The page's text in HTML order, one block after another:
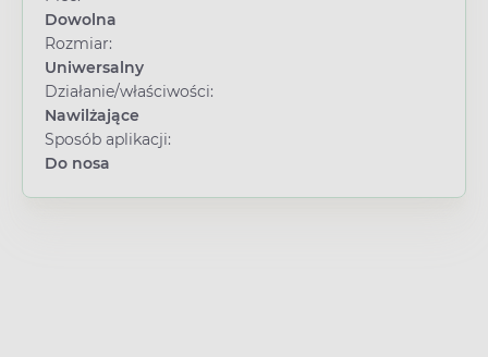
Dowolna
Rozmiar:
Uniwersalny
Działanie/właściwości:
Nawilżające
Sposób aplikacji:
Do nosa